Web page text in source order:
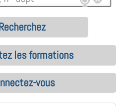
les formations
vous